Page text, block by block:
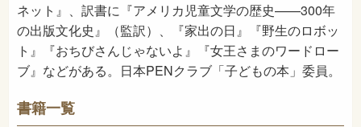
ネット』、訳書に『アメリカ児童文学の歴史——300年
の出版文化史』（監訳）、『家出の日』『野生のロボッ
ト』『おちびさんじゃないよ』『女王さまのワードロー
ブ』などがある。日本PENクラブ「子どもの本」委員。
書籍一覧